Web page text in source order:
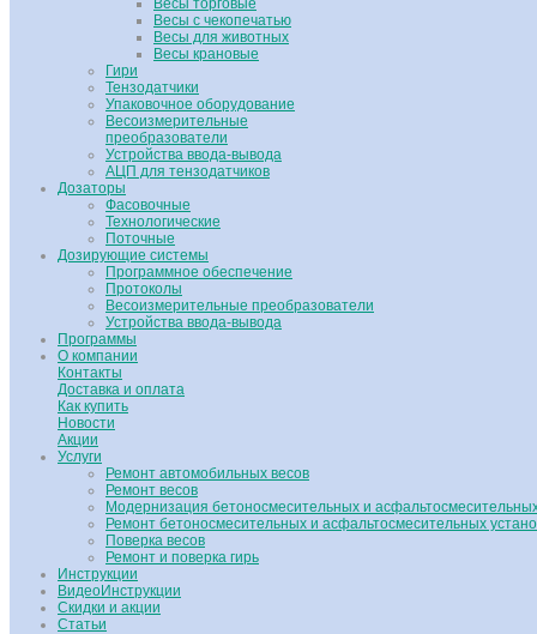
Весы торговые
Весы с чекопечатью
Весы для животных
Весы крановые
Гири
Тензодатчики
Упаковочное оборудование
Весоизмерительные
преобразователи
Устройства ввода-вывода
АЦП для тензодатчиков
Дозаторы
Фасовочные
Технологические
Поточные
Дозирующие системы
Программное обеспечение
Протоколы
Весоизмерительные преобразователи
Устройства ввода-вывода
Программы
О компании
Контакты
Доставка и оплата
Как купить
Новости
Акции
Услуги
Ремонт автомобильных весов
Ремонт весов
Модернизация бетоносмесительных и
Ремонт бетоносмесительных и асфальтосмесительных
Поверка весов
Ремонт и поверка гирь
Инструкции
ВидеоИнструкции
Скидки и акции
Статьи